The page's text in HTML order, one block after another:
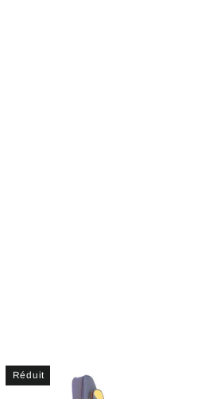
Réduit